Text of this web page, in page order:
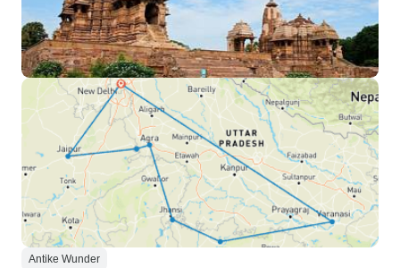
Antike Wunder